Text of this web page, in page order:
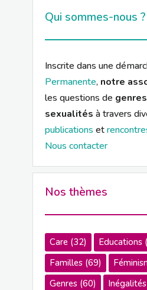
Qui sommes-nous ?
Inscrite dans une
Permanente, notre
les questions de genres
sexualités à travers
publications et
Nous contacter
Nos thèmes
Care(32) Educations
Familles(69)
Genres(60) Inégalités